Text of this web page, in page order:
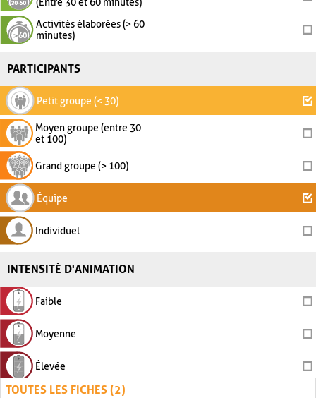
Activités élaborées (> 60
minutes)
PARTICIPANTS
Petit groupe (< 30)
Moyen groupe (entre 30
et 100)
Grand groupe (> 100)
Équipe
Individuel
INTENSITÉ D'ANIMATION
Faible
Moyenne
Élevée
TOUTES LES FICHES (2)